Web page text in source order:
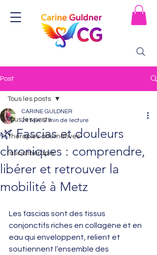
Post
Tous les posts
Thérapies alternatives
fasciathérapie
Tous les posts
🌿 Fascias et douleurs
chroniques : comprendre,
libérer et retrouver la
mobilité à Metz
CARINE GULDNER
24 févr. 2 min de lecture
Les fascias sont des tissus
conjonctifs riches en collagène et en
eau qui enveloppent, relient et
soutiennent l’ensemble des